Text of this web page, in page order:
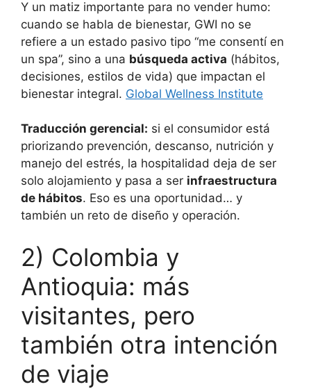
Y un matiz importante para no vender humo:
cuando se habla de bienestar, GWI no se
refiere a un estado pasivo tipo “me consentí en
un spa”, sino a una búsqueda activa (hábitos,
decisiones, estilos de vida) que impactan el
bienestar integral. Global Wellness Institute
Traducción gerencial: si el consumidor está
priorizando prevención, descanso, nutrición y
manejo del estrés, la hospitalidad deja de ser
solo alojamiento y pasa a ser infraestructura
de hábitos. Eso es una oportunidad… y
también un reto de diseño y operación.
2) Colombia y
Antioquia: más
visitantes, pero
también otra intención
de viaje